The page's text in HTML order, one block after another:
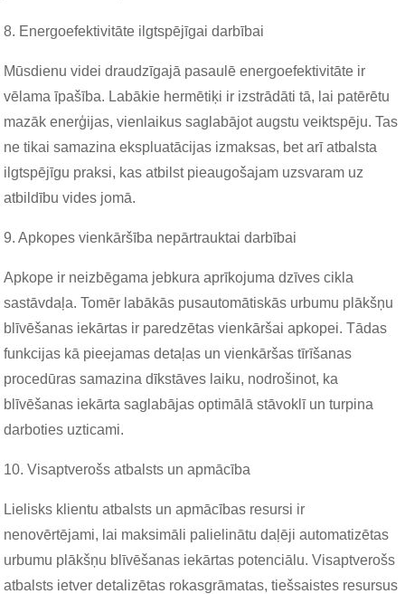
8. Energoefektivitāte ilgtspējīgai darbībai
Mūsdienu videi draudzīgajā pasaulē energoefektivitāte ir
vēlama īpašība. Labākie hermētiķi ir izstrādāti tā, lai patērētu
mazāk enerģijas, vienlaikus saglabājot augstu veiktspēju. Tas
ne tikai samazina ekspluatācijas izmaksas, bet arī atbalsta
ilgtspējīgu praksi, kas atbilst pieaugošajam uzsvaram uz
atbildību vides jomā.
9. Apkopes vienkāršība nepārtrauktai darbībai
Apkope ir neizbēgama jebkura aprīkojuma dzīves cikla
sastāvdaļa. Tomēr labākās pusautomātiskās urbumu plākšņu
blīvēšanas iekārtas ir paredzētas vienkāršai apkopei. Tādas
funkcijas kā pieejamas detaļas un vienkāršas tīrīšanas
procedūras samazina dīkstāves laiku, nodrošinot, ka
blīvēšanas iekārta saglabājas optimālā stāvoklī un turpina
darboties uzticami.
10. Visaptverošs atbalsts un apmācība
Lielisks klientu atbalsts un apmācības resursi ir
nenovērtējami, lai maksimāli palielinātu daļēji automatizētas
urbumu plākšņu blīvēšanas iekārtas potenciālu. Visaptverošs
atbalsts ietver detalizētas rokasgrāmatas, tiešsaistes resursus